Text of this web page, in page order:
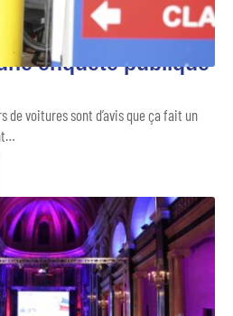
enquête publique
de voitures sont d’avis que ça fait un
…